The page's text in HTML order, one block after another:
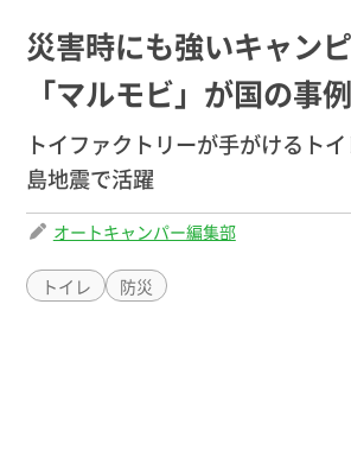
キャン
パー）
災害時にも強いキャン
「マルモビ」が国の事
トイファクトリーが手がけるト
島地震で活躍
オートキャンパー編集部
トイレ 防災